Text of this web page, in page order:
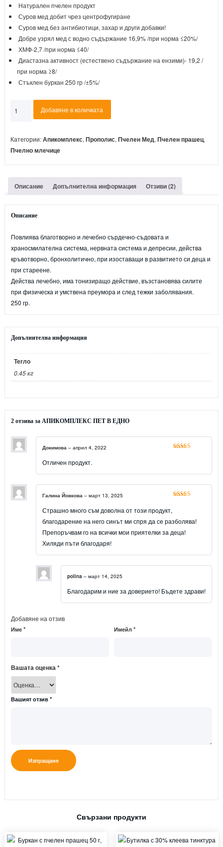
Натурален пчелен продукт
Суров мед добит чрез центрофугиране
Суров мед без антибиотици, захар и други добавки!
Добре узрял мед с водно съдържание 16,9% /при норма ≤20%/
ХМФ-2,7 /при норма ≤40/
Диастазна активност (естествено съдържание на ензими)- 19,2 /
при норма ≥8/
Стъклен буркан 250 гр /±5%/
за
ПЕТ
В
Добавяне в количката
Категории:Апикомплекс, Прополис, Пчелен Мед, Пчелен прашец,
Пчелно млечице
Описание Допълнителна информация Отзиви (2)
Описание
Повлиява благотворно и лечебно сърдечно-съдовата и
храносмилателна система, нервната система и депресии, действа
кръвотворно, бронхолитично, при изоставащи в развитието си деца и
при стареене.
Действа лечебно, има тонизиращо действие, възстановява силите
при физическа и умствена преумора и след тежки заболявания.
250 гр.
Допълнителна информация
Тегло
0.45 кг
2 отзива за АПИКОМПЛЕКС ПЕТ В ЕДНО
Докимова – април 4, 2022
Отличен продукт.
Галина Йовкова – март 13, 2025
Страшно много съм доволна от този продукт,
благодарение на него синът ми спря да се разболява!
Препоръчвам го на всички мои приятелки за деца!
Хиляди пъти благодаря!
polina – март 14, 2025
Благодарим и ние за доверието! Бъдете здрави!
Добавяне на отзив
Име* Имейл*
Вашата оценка*
Вашият отзив*
Свързани продукти